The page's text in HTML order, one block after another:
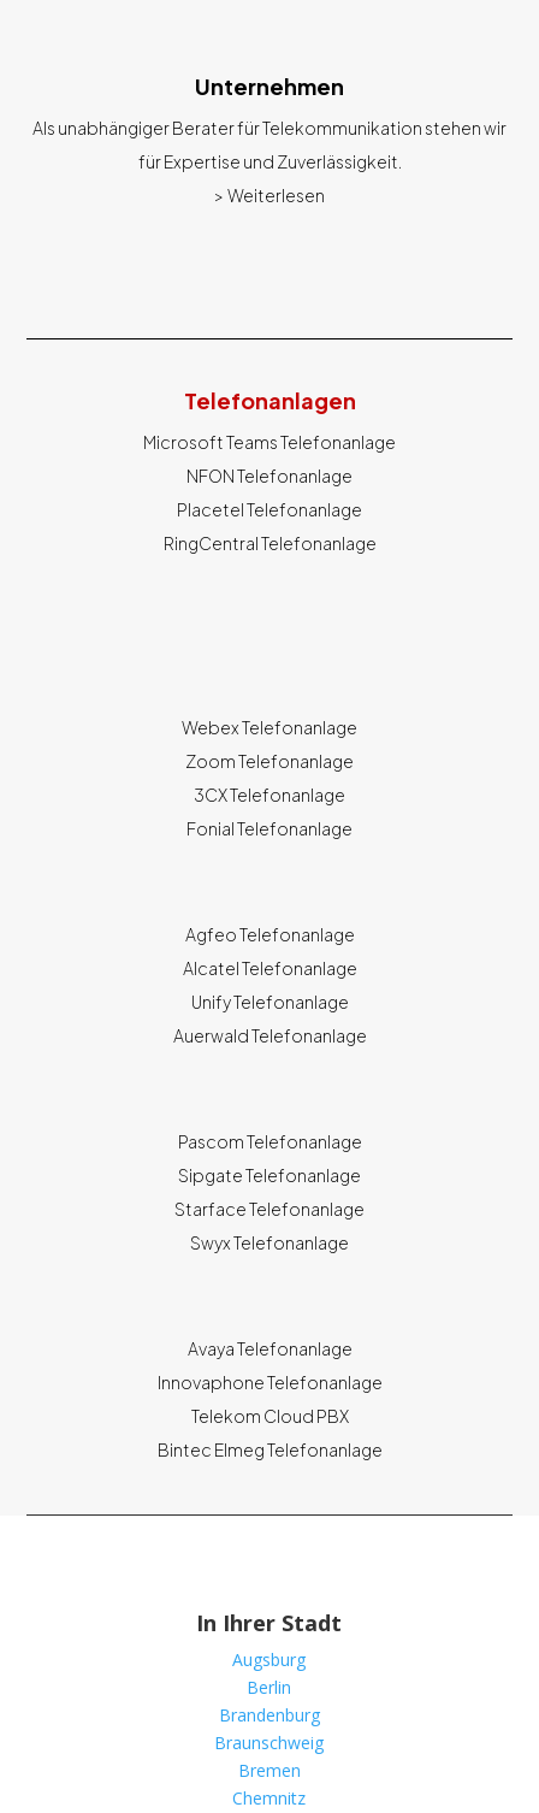
Unternehmen
Als unabhängiger Berater für Telekommunikation stehen wir
für Expertise und Zuverlässigkeit.
> Weiterlesen
Telefonanlagen
Microsoft Teams Telefonanlage
NFON Telefonanlage
Placetel Telefonanlage
RingCentral Telefonanlage
Webex Telefonanlage
Zoom Telefonanlage
3CX Telefonanlage
Fonial Telefonanlage
Agfeo Telefonanlage
Alcatel Telefonanlage
Unify Telefonanlage
Auerwald Telefonanlage
Pascom Telefonanlage
Sipgate Telefonanlage
Starface Telefonanlage
Swyx Telefonanlage
Avaya Telefonanlage
Innovaphone Telefonanlage
Telekom Cloud PBX
Bintec Elmeg Telefonanlage
In Ihrer Stadt
Augsburg
Berlin
Brandenburg
Braunschweig
Bremen
Chemnitz